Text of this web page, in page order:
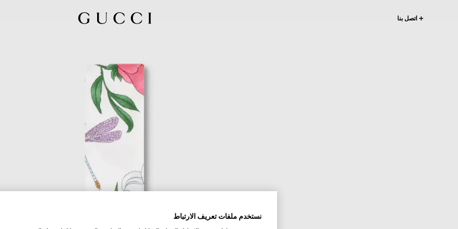
اتصل بنا
نستخدم ملفات تعريف الارتباط